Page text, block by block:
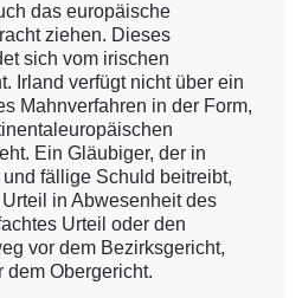
das europäische
ziehen. Dieses
sich vom irischen
Irland verfügt nicht über ein
Mahnverfahren in der Form,
Ein Gläubiger, der in
und fällige Schuld beitreibt,
in Abwesenheit des
Urteil oder den
vor dem Bezirksgericht,
dem Obergericht.